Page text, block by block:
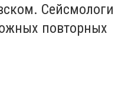
Сейсмологи
повторных